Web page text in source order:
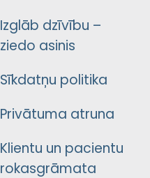
Izglāb dzīvību –
ziedo asinis
Sīkdatņu politika
Privātuma atruna
Klientu un pacientu
rokasgrāmata